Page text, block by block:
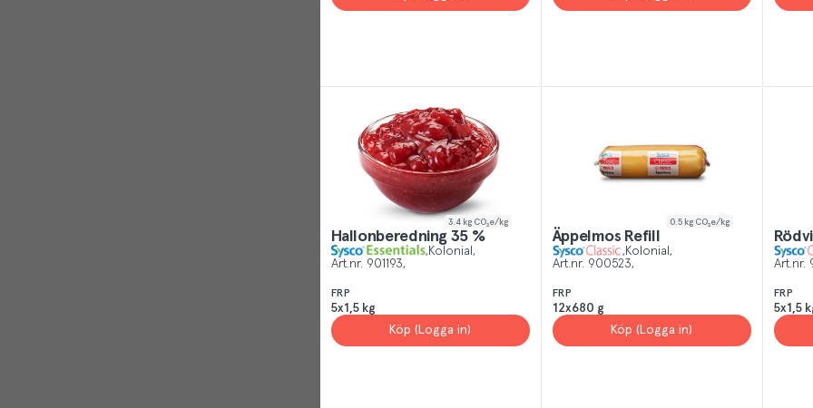
3.4 kg CO₂e/kg
Hallonberedning 35 %
Kolonial
Art.nr. 901193
FRP
5x1,5 kg
Köp (Logga in)
0.5 kg CO₂e/kg
Äppelmos Refill
Kolonial
Art.nr. 900523
FRP
12x680 g
Köp (Logga in)
Art.nr.
FRP
5x1,5